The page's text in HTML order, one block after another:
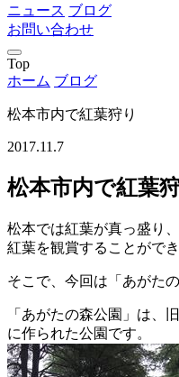
ニュース ブログ
お問い合わせ
Top
ホーム ブログ
松本市内で紅葉狩り
2017.11.7
松本市内で紅葉
松本では紅葉が真っ盛り
紅葉を観賞することができ
そこで、今回は「あがた
「あがたの森公園」は、
に作られた公園です。